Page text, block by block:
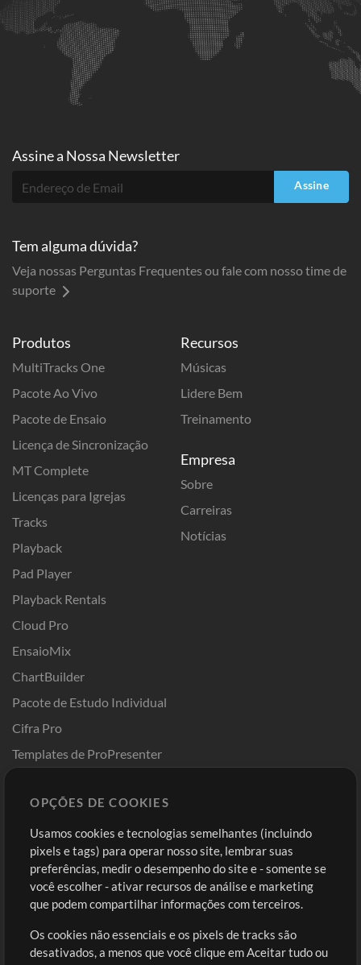
Produtos
MultiTracks One
Pacote Ao Vivo
Pacote de Ensaio
Licença de Sincronização
MT Complete
Licenças para Igrejas
Tracks
Playback
Pad Player
Playback Rentals
Cloud Pro
EnsaioMix
ChartBuilder
Pacote de Estudo Individual
Cifra Pro
Templates de ProPresenter
Recursos
Músicas
Lidere Bem
Treinamento
Empresa
Sobre
Carreiras
Notícias
Comprar Créditos
Conteúdo Grátis
Solicite uma Música
Extras
Sessões
Entre
Cadastre-se
Ir ao carrinho
Assine a Nossa Newsletter
Assine
Tem alguma dúvida?
Veja nossas Perguntas Frequentes ou fale com nosso time de
suporte
OPÇÕES DE COOKIES
Usamos cookies e tecnologias semelhantes (incluindo
pixels e tags) para operar nosso site, lembrar suas
preferências, medir o desempenho do site e - somente se
você escolher - ativar recursos de análise e marketing
que podem compartilhar informações com terceiros.
Os cookies não essenciais e os pixels de tracks são
desativados, a menos que você clique em Aceitar tudo ou